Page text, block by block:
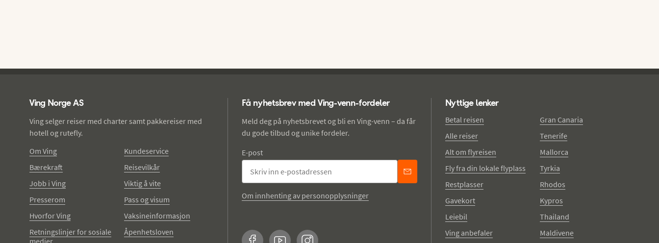
Ving Norge AS
Ving selger reiser med charter samt pakkereiser med
hotell og rutefly.
Om Ving
Bærekraft
Jobb i Ving
Presserom
Hvorfor Ving
Retningslinjer for sosiale
medier
Kundeservice
Reisevilkår
Viktig å vite
Pass og visum
Vaksineinformasjon
Åpenhetsloven
Få nyhetsbrev med Ving-venn-fordeler
Meld deg på nyhetsbrevet og bli en Ving-venn – da får
du gode tilbud og unike fordeler.
E-post
Om innhenting av personopplysninger
Nyttige lenker
Betal reisen
Alle reiser
Alt om flyreisen
Fly fra din lokale flyplass
Restplasser
Gavekort
Leiebil
Ving anbefaler
Gran Canaria
Tenerife
Mallorca
Tyrkia
Rhodos
Kypros
Thailand
Maldivene